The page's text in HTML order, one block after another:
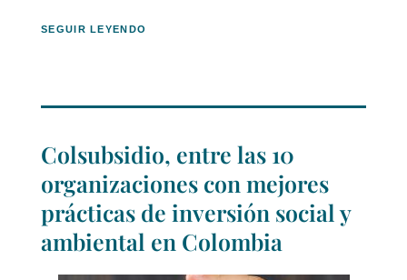
SEGUIR LEYENDO
Colsubsidio, entre las 10
organizaciones con mejores
prácticas de inversión social y
ambiental en Colombia